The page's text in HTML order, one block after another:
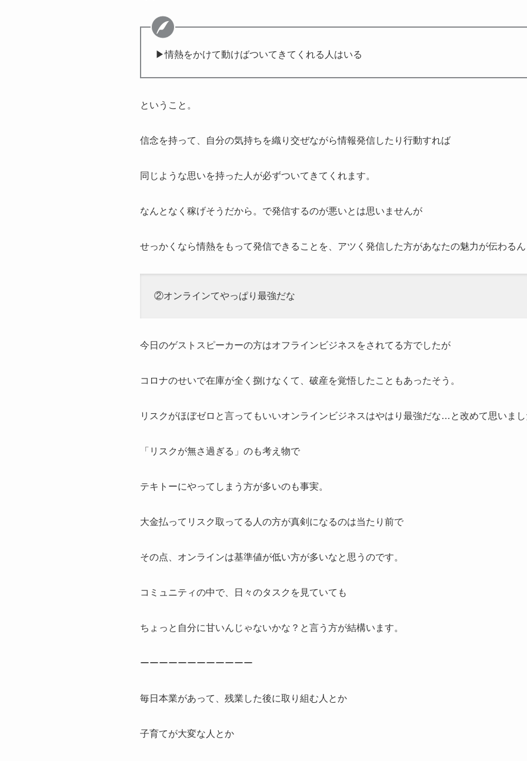
▶情熱をかけて動けばついてきてくれる人はいる
ということ。
信念を持って、自分の気持ちを織り交ぜながら情報発信したり行動すれば
同じような思いを持った人が必ずついてきてくれます。
なんとなく稼げそうだから。で発信するのが悪いとは思いませんが
せっかくなら情熱をもって発信できることを、アツく発信した方があなたの魅力が伝わる
②オンラインてやっぱり最強だな
今日のゲストスピーカーの方はオフラインビジネスをされてる方でしたが
コロナのせいで在庫が全く捌けなくて、破産を覚悟したこともあったそう。
リスクがほぼゼロと言ってもいいオンラインビジネスはやはり最強だな…と改めて思いま
「リスクが無さ過ぎる」のも考え物で
テキトーにやってしまう方が多いのも事実。
大金払ってリスク取ってる人の方が真剣になるのは当たり前で
その点、オンラインは基準値が低い方が多いなと思うのです。
コミュニティの中で、日々のタスクを見ていても
ちょっと自分に甘いんじゃないかな？と言う方が結構います。
ーーーーーーーーーーーー
毎日本業があって、残業した後に取り組む人とか
子育てが大変な人とか